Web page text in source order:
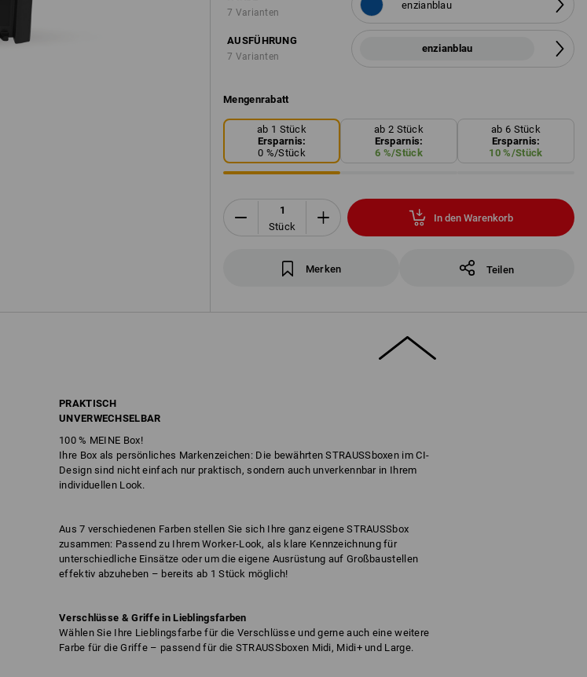
7 Varianten
enzianblau
AUSFÜHRUNG
7 Varianten
enzianblau
Mengenrabatt
ab 1 Stück
Ersparnis:
0 %/Stück
ab 2 Stück
Ersparnis:
6 %/Stück
ab 6 Stück
Ersparnis:
10 %/Stück
Stück
In den Warenkorb
Merken Teilen
PRAKTISCH
UNVERWECHSELBAR
100 % MEINE Box!
Ihre Box als persönliches Markenzeichen: Die bewährten STRAUSSboxen im CI-
Design sind nicht einfach nur praktisch, sondern auch unverkennbar in Ihrem
individuellen Look.
Aus 7 verschiedenen Farben stellen Sie sich Ihre ganz eigene STRAUSSbox
zusammen: Passend zu Ihrem Worker-Look, als klare Kennzeichnung für
unterschiedliche Einsätze oder um die eigene Ausrüstung auf Großbaustellen
effektiv abzuheben – bereits ab 1 Stück möglich!
Verschlüsse & Griffe in Lieblingsfarben
Wählen Sie Ihre Lieblingsfarbe für die Verschlüsse und gerne auch eine weitere
Farbe für die Griffe – passend für die STRAUSSboxen Midi, Midi+ und Large.